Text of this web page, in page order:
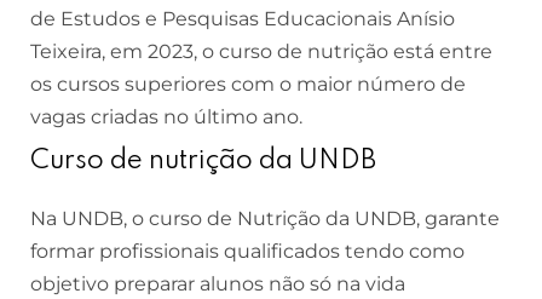
de Estudos e Pesquisas Educacionais Anísio
Teixeira, em 2023, o curso de nutrição está entre
os cursos superiores com o maior número de
vagas criadas no último ano.
Curso de nutrição da UNDB
Na UNDB, o curso de Nutrição da UNDB, garante
formar profissionais qualificados tendo como
objetivo preparar alunos não só na vida